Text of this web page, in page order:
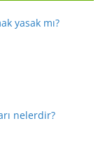
yasak mı?
nelerdir?